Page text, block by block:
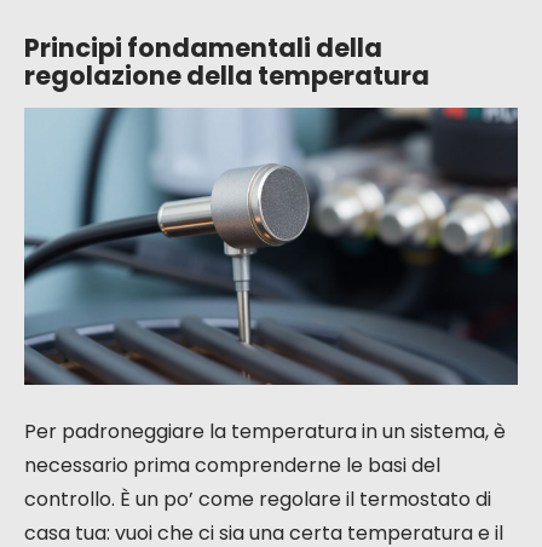
Principi fondamentali della
regolazione della temperatura
Per padroneggiare la temperatura in un sistema, è
necessario prima comprenderne le basi del
controllo. È un po’ come regolare il termostato di
casa tua: vuoi che ci sia una certa temperatura e il